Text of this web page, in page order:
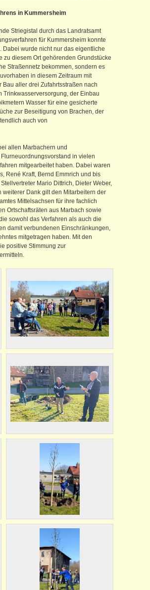
in Kummersheim
Striegistal durch das Landratsamt
für Kummersheim konnte
wurde nicht nur das eigentliche
zu diesem Ort gehörenden Grundstücke
Straßennetz bekommen, sondern es
in diesem Zeitraum mit
aller drei Zufahrtsstraßen nach
Trinkwasserversorgung, der Einbau
Wasser für eine gesicherte
zur Beseitigung von Brachen, der
auch von
allen Marbachern und
in vielen
mitgearbeitet haben. Dabei waren
René Kraft, Bernd Emmrich und bis
Mario Dittrich, Dieter Weber,
Dank gilt den Mitarbeitern der
Mittelsachsen für ihre fachlich
Ortschaftsräten aus Marbach sowie
sowohl das Verfahren als auch die
damit verbundenen Einschränkungen,
mitgetragen haben. Mit den
positive Stimmung zur